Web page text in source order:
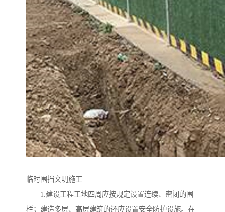
临时围挡文明施工
1.建设工程工地四周应按规定设置连续、密闭的围
栏；建造多层、高层建筑的还应设置安全防护设施。在